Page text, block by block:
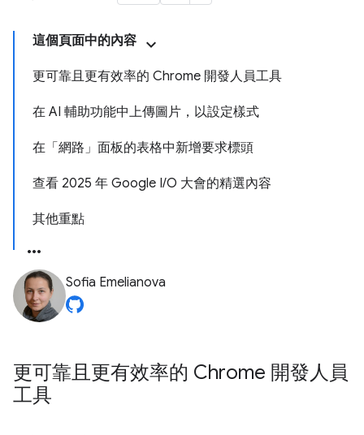
這個頁面中的內容
更可靠且更有效率的 Chrome 開發人員工具
在 AI 輔助功能中上傳圖片，以設定樣式
在「網路」面板的表格中新增要求標頭
查看 2025 年 Google I/O 大會的精選內容
其他重點
Sofia Emelianova
更可靠且更有效率的 Chrome 開發人員
工具